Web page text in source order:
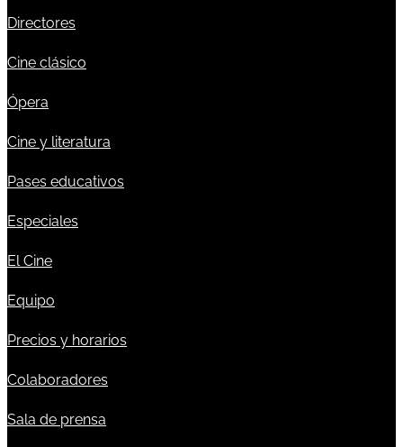
Directores
Cine clásico
Ópera
Cine y literatura
Pases educativos
Especiales
El Cine
Equipo
Precios y horarios
Colaboradores
Sala de prensa